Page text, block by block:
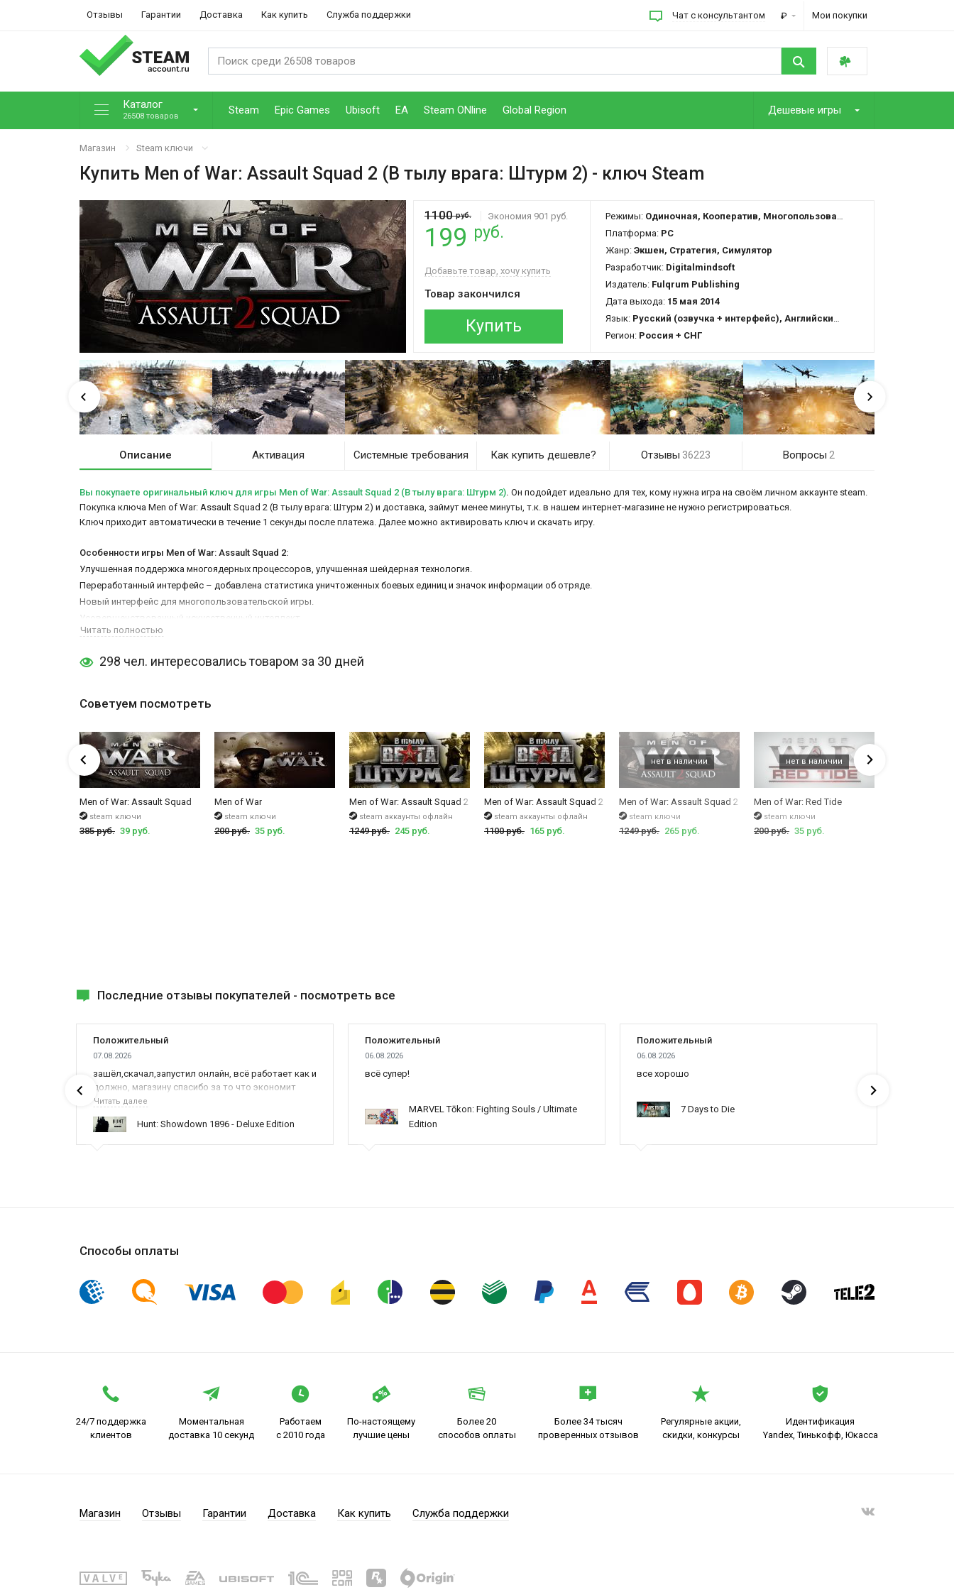
Отзывы Гарантии Доставка Как купить Служба поддержки Чат с консультантом ₽ Мои покупки
Каталог
26508 товаров Steam Epic Games Ubisoft EA Steam ONline Global Region Дешевые игры
Магазин Steam ключи
Купить Men of War: Assault Squad 2 (В тылу врага: Штурм 2) - ключ Steam
1100руб. Экономия 901 руб.
199 руб.
Добавьте товар, хочу купить
Товар закончился
Купить
Режимы: Одиночная, Кооператив, Многопользовательская
Платформа: PC
Жанр: Экшен, Стратегия, Симулятор
Разработчик: Digitalmindsoft
Издатель: Fulqrum Publishing
Дата выхода: 15 мая 2014
Язык: Русский (озвучка + интерфейс), Английский (озвучка + интерфейс)
Регион: Россия + СНГ
Описание Активация Системные требования Как купить дешевле? Отзывы 36223 Вопросы 2
Вы покупаете оригинальный ключ для игры Men of War: Assault Squad 2 (В тылу врага: Штурм 2). Он подойдет идеально для тех, кому нужна игра на своём личном аккаунте steam.
Покупка ключа Men of War: Assault Squad 2 (В тылу врага: Штурм 2) и доставка, займут менее минуты, т.к. в нашем интернет-магазине не нужно регистрироваться.
Ключ приходит автоматически в течение 1 секунды после платежа. Далее можно активировать ключ и скачать игру.
Особенности игры Men of War: Assault Squad 2:
Улучшенная поддержка многоядерных процессоров, улучшенная шейдерная технология.
Переработанный интерфейс – добавлена статистика уничтоженных боевых единиц и значок информации об отряде.
Новый интерфейс для многопользовательской игры.
Усовершенствованный искусственный интеллект.
Новое графическое воплощение предметов в инвентаре, переработанные модели транспортных средств.
Поддержка функций Steam: многопользовательская игра, организация сражений, статистика игрока и доски почета, достижения Steam, сохранение в облаке Steam Сloud,
Повышение уровня игрока и система рангов.
Читать полностью
298 чел. интересовались товаром за 30 дней
Советуем посмотреть
Squad - Game of the Year Edition
Men of War: Assault Squad
steam ключи
385 руб. 39 руб.
Men of War
steam ключи
200 руб. 35 руб.
Men of War: Assault Squad 2 Deluxe Edition
steam аккаунты офлайн
1249 руб. 245 руб.
Men of War: Assault Squad 2
steam аккаунты офлайн
1100 руб. 165 руб.
Men of War: Assault Squad 2 Deluxe Edition (В тылу врага: Штурм 2)
steam ключи
1249 руб. 265 руб.
Men of War: Red Tide
steam ключи
200 руб. 35 руб.
Последние отзывы покупателей - посмотреть все
Положительный
07.08.2026
зашёл,скачал,запустил онлайн, всё работает как и
должно, магазину спасибо за то что экономит
наше время,нервы и деньги, ребята вы красава
всех только вы и оказываете помощь
Читать далее
Hunt: Showdown 1896 - Deluxe Edition
Положительный
06.08.2026
всё супер!
MARVEL Tōkon: Fighting Souls / Ultimate
Edition
Положительный
06.08.2026
все хорошо
7 Days to Die
Способы оплаты
24/7 поддержка
клиентов
Моментальная
доставка 10 секунд
Работаем
с 2010 года
По-настоящему
лучшие цены
Более 20
способов оплаты
Более 34 тысяч
проверенных отзывов
Регулярные акции,
скидки, конкурсы
Идентификация
Yandex, Тинькофф, Юкасса
Магазин Отзывы Гарантии Доставка Как купить Служба поддержки